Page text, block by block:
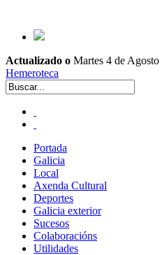
Actualizado o Martes 4 de Agosto
Hemeroteca
Portada
Galicia
Local
Axenda Cultural
Deportes
Galicia exterior
Sucesos
Colaboracións
Utilidades